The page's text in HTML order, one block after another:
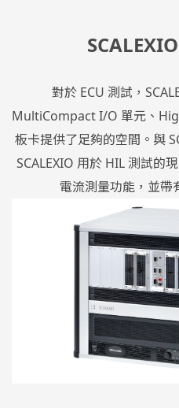
對於 ECU 測試，
MultiCompact I/O 單元、
板卡提供了足夠的空間。與
SCALEXIO 用於 HIL 測試的
電流測量功能，並帶